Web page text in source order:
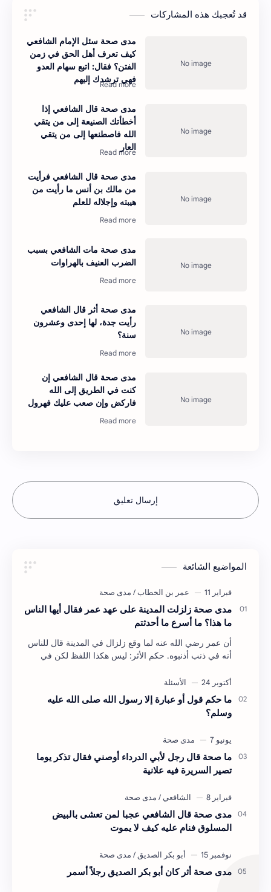
قد تُعجبك هذه المشاركات
مدى صحة سئل الإمام الشافعي
كيف تعرف أهل الحق في زمن
الفتن؟ فقال: اتبع سهام العدو
فهي ترشدك إليهم
مدى صحة قال الشافعي إذا
أخطأتك الصنيعة إلى من يتقي
الله فاصطنعها إلى من يتقي
العار
مدى صحة قال الشافعي فرأيت
من مالك بن أنس ما رأيت من
هيبته وإجلاله للعلم
مدى صحة ﻣﺎت ﺍﻟﺸﺎﻓﻌﻲ ﺑﺴﺒﺐ
اﻟﻀﺮب العنيف ﺑﺎﻟﻬﺮاوات
مدى صحة أثر قال الشافعي
رأيت جدة، لها إحدى وعشرون
سنة؟
مدى صحة قال الشافعي إن
كنت في الطريق إلى الله
فاركض وإن صعب عليك فهرول
إرسال تعليق
المواضيع الشائعة
مدى صحة زلزلت المدينة على عهد عمر فقال أيها الناس
ما هذا؟ ما أسرع ما أحدثتم
أن عمر رضي الله عنه لما وقع زلزال في المدينة قال للناس
أنه في ذنب أذنبوه. حكم الأثر: ليس هكذا اللفظ لكن في
ما حكم قول أو عبارة إلا رسول الله صلى الله عليه
وسلم؟
ما صحة قال رجل لأبي الدرداء أوصني فقال تذكر يوما
تصير السريرة فيه علانية
مدى صحة قال الشافعي عجبا لمن تعشى بالبيض
المسلوق فنام عليه كيف لا يموت
مدى صحة أثر كان أبو بكر الصديق رجلاً أسمر